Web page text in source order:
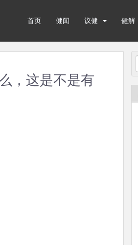
首页 健闻 议健 健解
，这是不是有